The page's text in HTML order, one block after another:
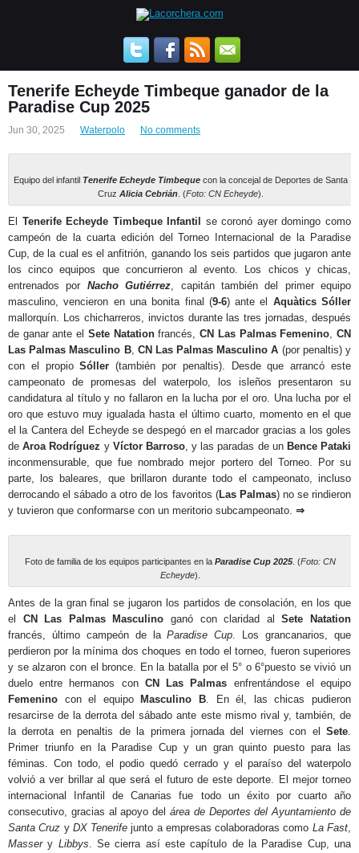
Tenerife Echeyde Timbeque ganador de la
Paradise Cup 2025
Jun 30, 2025 Waterpolo No comments
Equipo del infantil Tenerife Echeyde Timbequecon la concejal de Deportes de Santa
Cruz Alicia Cebrián. (Foto: CN Echeyde).
El Tenerife Echeyde Timbeque Infantil se coronó ayer domingo como
campeón de la cuarta edición del Torneo Internacional de la Paradise
Cup, de la cual es el anfitrión, ganando los seis partidos que jugaron ante
los cinco equipos que concurrieron al evento. Los chicos y chicas,
entrenados por Nacho Gutiérrez, capitán también del primer equipo
masculino, vencieron en una bonita final (9-6) ante el Aquàtics Sóller
mallorquín. Los chicharreros, invictos durante las tres jornadas, después
de ganar ante el Sete Natationfrancés,CN Las Palmas Femenino,CN
Las Palmas Masculino B, CN Las Palmas Masculino A (por penaltis) y
con el propioSóller (también por penaltis). Desde que arrancó este
campeonato de promesas del waterpolo, los isleños presentaron su
candidatura al título y no fallaron en la lucha por el oro. Una lucha por el
oro que estuvo muy igualada hasta el último cuarto, momento en el que
el la Cantera del Echeyde se despegó en el marcador gracias a los goles
deAroa Rodríguez y Víctor Barroso, y las paradas de un Bence Pataki
inconmensurable, que fue nombrado mejor portero del Torneo. Por su
parte, los baleares, que brillaron durante todo el campeonato, incluso
derrocando el sábado a otro de los favoritos (Las Palmas) no se rindieron
y tuvieron que conformarse con un meritorio subcampeonato. ⇒
Foto de familia de los equipos participantes en la Paradise Cup 2025. (Foto: CN
Echeyde).
Antes de la gran final se jugaron los partidos de consolación, en los que
el CN Las Palmas Masculino ganó con claridad alSete Natation
francés, último campeón de laParadise Cup. Los grancanarios, que
perdieron por la mínima dos choques en todo el torneo, fueron superiores
y se alzaron con el bronce. En la batalla por el 5° o 6°puesto se vivió un
duelo entre hermanos con CN Las Palmas enfrentándose el equipo
Femenino con el equipo Masculino B. En él, las chicas pudieron
resarcirse de la derrota del sábado ante este mismo rival y, también, de
la derrota en penaltis de la primera jornada del viernes con el Sete.
Primer triunfo en la Paradise Cup y un gran quinto puesto para las
féminas. Con todo, el podio quedó cerrado y el paraíso del waterpolo
volvió a ver brillar al que será el futuro de este deporte. El mejor torneo
internacional Infantil de Canarias fue todo un éxito por cuarto año
consecutivo, gracias al apoyo del área de Deportes del Ayuntamiento de
Santa Cruz y DX Tenerife junto a empresas colaboradoras como La Fast,
Massery Libbys. Se cierra así este capítulo de la Paradise Cup, una